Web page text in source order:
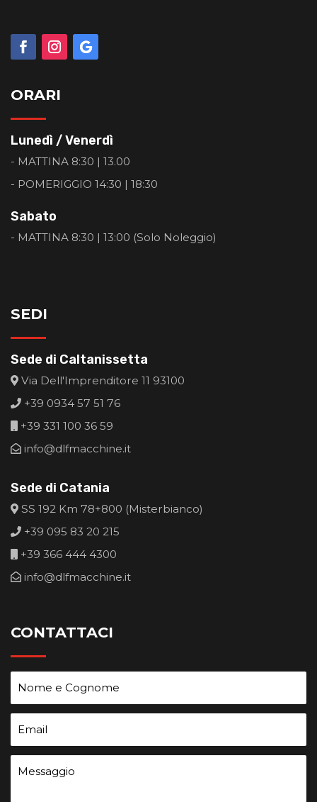
ORARI
Lunedì / Venerdì
- MATTINA 8:30 | 13.00
- POMERIGGIO 14:30 | 18:30
Sabato
- MATTINA 8:30 | 13:00 (Solo Noleggio)
SEDI
Sede di Caltanissetta
Via Dell'Imprenditore 11 93100
+39 0934 57 51 76
+39 331 100 36 59
info@dlfmacchine.it
Sede di Catania
SS 192 Km 78+800 (Misterbianco)
+39 095 83 20 215
+39 366 444 4300
info@dlfmacchine.it
CONTATTACI